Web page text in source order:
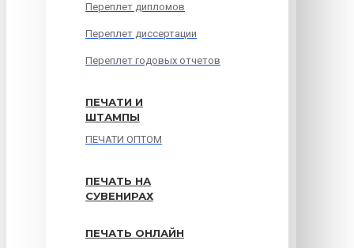
Переплет дипломов
Переплет диссертации
Переплет годовых отчетов
ПЕЧАТИ И
ШТАМПЫ
ПЕЧАТИ ОПТОМ
ПЕЧАТЬ НА
СУВЕНИРАХ
ПЕЧАТЬ ОНЛАЙН